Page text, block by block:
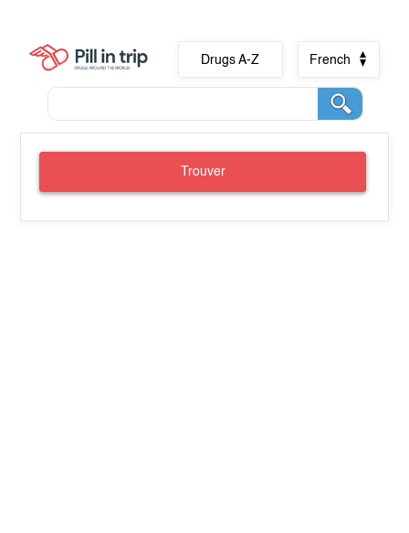
Drugs A-Z French
Trouver